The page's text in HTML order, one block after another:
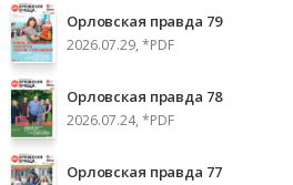
Орловская правда 79
2026.07.29, *PDF
Орловская правда 78
2026.07.24, *PDF
Орловская правда 77